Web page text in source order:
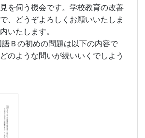
を伺う機会です。学校教育の改善
、どうぞよろしくお願いいたしま
いたします。
Ｂの初めの問題は以下の内容で
のような問いが続いいくでしよう